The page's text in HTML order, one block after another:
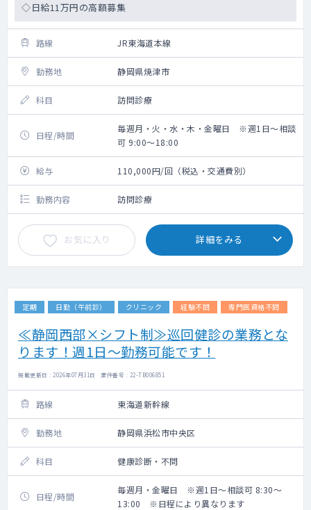
◇日給11万円の高額募集
路線 JR東海道本線
勤務地 静岡県焼津市
科目 訪問診療
日程/時間
毎週月・火・水・木・金曜日 ※週1日～相談
可 9:00～18:00
給与 110,000円/回（税込・交通費別）
勤務内容 訪問診療
お気に入り 詳細をみる
定期 日勤（午前診） クリニック 経験不問 専門医資格不問
≪静岡西部×シフト制≫巡回健診の業務とな
ります！週1日～勤務可能です！
掲載更新日 : 2026年07月31日 案件番号 : 22-TB006851
路線 東海道新幹線
勤務地 静岡県浜松市中央区
科目 健康診断・不問
日程/時間
毎週月・金曜日 ※週1日～相談可 8:30～
13:00 ※日程により異なります